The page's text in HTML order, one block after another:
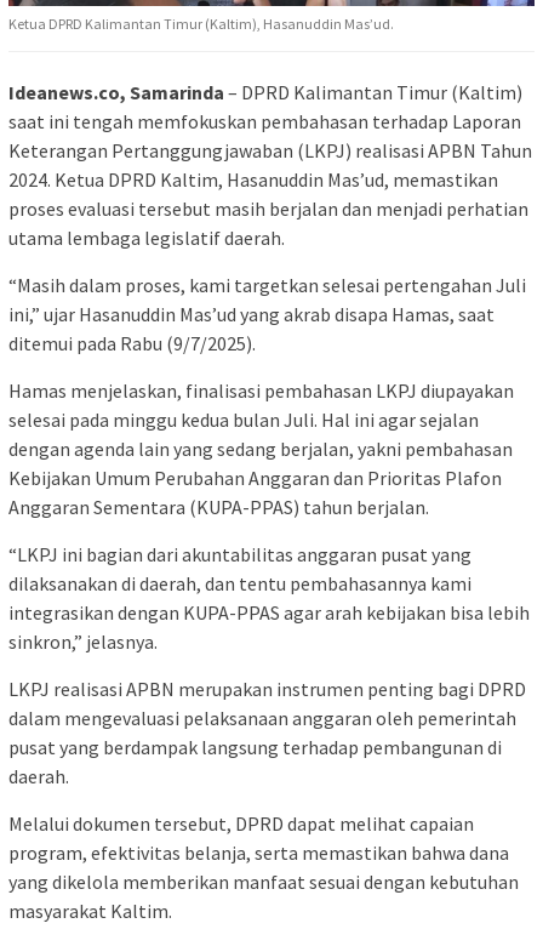
Ketua DPRD Kalimantan Timur (Kaltim), Hasanuddin Mas’ud.
Ideanews.co, Samarinda – DPRD Kalimantan Timur (Kaltim)
saat ini tengah memfokuskan pembahasan terhadap Laporan
Keterangan Pertanggungjawaban (LKPJ) realisasi APBN Tahun
2024. Ketua DPRD Kaltim, Hasanuddin Mas’ud, memastikan
proses evaluasi tersebut masih berjalan dan menjadi perhatian
utama lembaga legislatif daerah.
“Masih dalam proses, kami targetkan selesai pertengahan Juli
ini,” ujar Hasanuddin Mas’ud yang akrab disapa Hamas, saat
ditemui pada Rabu (9/7/2025).
Hamas menjelaskan, finalisasi pembahasan LKPJ diupayakan
selesai pada minggu kedua bulan Juli. Hal ini agar sejalan
dengan agenda lain yang sedang berjalan, yakni pembahasan
Kebijakan Umum Perubahan Anggaran dan Prioritas Plafon
Anggaran Sementara (KUPA-PPAS) tahun berjalan.
“LKPJ ini bagian dari akuntabilitas anggaran pusat yang
dilaksanakan di daerah, dan tentu pembahasannya kami
integrasikan dengan KUPA-PPAS agar arah kebijakan bisa lebih
sinkron,” jelasnya.
LKPJ realisasi APBN merupakan instrumen penting bagi DPRD
dalam mengevaluasi pelaksanaan anggaran oleh pemerintah
pusat yang berdampak langsung terhadap pembangunan di
daerah.
Melalui dokumen tersebut, DPRD dapat melihat capaian
program, efektivitas belanja, serta memastikan bahwa dana
yang dikelola memberikan manfaat sesuai dengan kebutuhan
masyarakat Kaltim.